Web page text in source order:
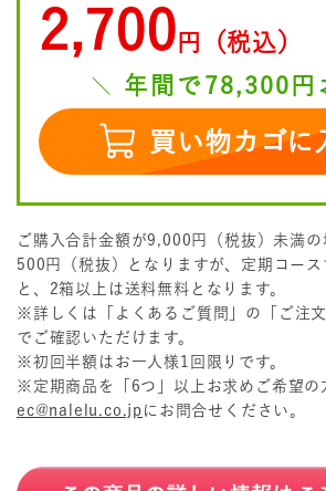
2,700 円（税込）
年間で78,300円
買い物カゴに
ご購入合計金額が9,000円（税抜）未満
500円（税抜）となりますが、定期コース
と、2箱以上は送料無料となります。
※詳しくは「よくあるご質問」の「ご注
でご確認いただけます。
※初回半額はお一人様1回限りです。
※定期商品を「6つ」以上お求めご希望の
ec@nalelu.co.jp にお問合せください。